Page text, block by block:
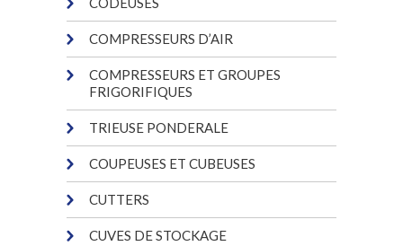
COMPRESSEURS D’AIR
COMPRESSEURS ET GROUPES
FRIGORIFIQUES
TRIEUSE PONDERALE
COUPEUSES ET CUBEUSES
CUTTERS
CUVES DE STOCKAGE